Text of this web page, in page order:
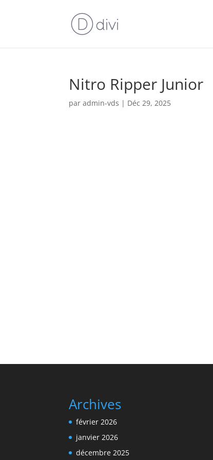
Nitro Ripper Junior
paradmin-vds | Déc 29, 2025
Archives
février 2026
janvier 2026
décembre 2025